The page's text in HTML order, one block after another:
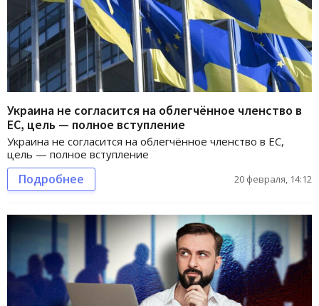
Украина не согласится на облегчённое членство в
ЕС, цель — полное вступление
Украина не согласится на облегчённое членство в ЕС,
цель — полное вступление
Подробнее 20 февраля, 14:12